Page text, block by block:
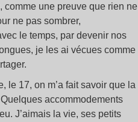
une preuve que rien ne
ne pas sombrer,
le temps, par devenir nos
je les ai vécues comme
le 17, on m’a fait savoir que la
accommodements
J’aimais la vie, ses petits